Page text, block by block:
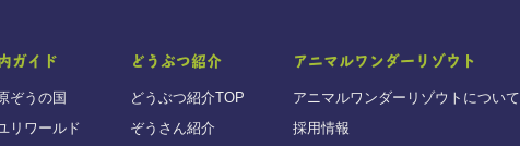
ガイド
ぞうの国
リワールド
どうぶつ紹介
どうぶつ紹介TOP
ぞうさん紹介
アニマルワンダーリゾウト
アニマルワンダーリゾウトについて
採用情報